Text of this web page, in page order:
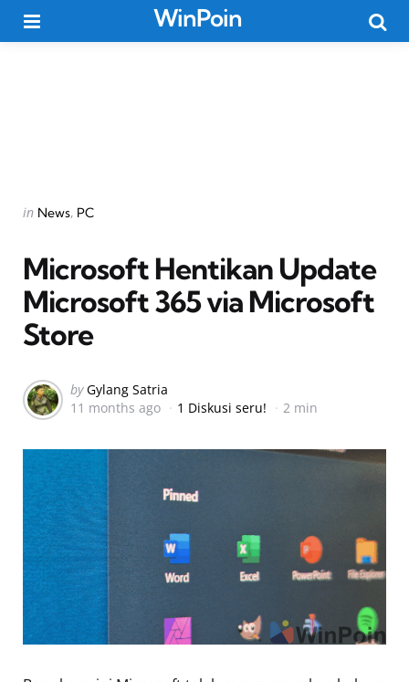
WinPoin
Categories
Posted
in News PC
Microsoft Hentikan Update
Microsoft 365 via Microsoft
Store
Posted
by
by Gylang Satria
11 months ago
1 Diskusi seru! 2 min